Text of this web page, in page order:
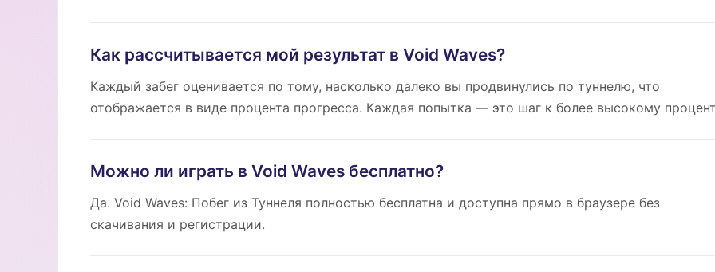
Как рассчитывается мой результат в Void Waves?
Каждый забег оценивается по тому, насколько далеко вы продвинулись по туннелю, что
отображается в виде процента прогресса. Каждая попытка — это шаг к более высокому
Можно ли играть в Void Waves бесплатно?
Да. Void Waves: Побег из Туннеля полностью бесплатна и доступна прямо в браузере без
скачивания и регистрации.